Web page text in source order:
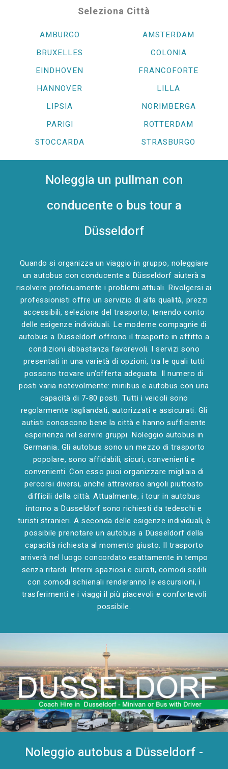
Seleziona Città
AMBURGO
AMSTERDAM
BRUXELLES
COLONIA
EINDHOVEN
FRANCOFORTE
HANNOVER
LILLA
LIPSIA
NORIMBERGA
PARIGI
ROTTERDAM
STOCCARDA
STRASBURGO
Noleggia un pullman con
conducente o bus tour a
Düsseldorf
Quando si organizza un viaggio in gruppo, noleggiare
un autobus con conducente a Düsseldorf aiuterà a
risolvere proficuamente i problemi attuali. Rivolgersi ai
professionisti offre un servizio di alta qualità, prezzi
accessibili, selezione del trasporto, tenendo conto
delle esigenze individuali. Le moderne compagnie di
autobus a Düsseldorf offrono il trasporto in affitto a
condizioni abbastanza favorevoli. I servizi sono
presentati in una varietà di opzioni, tra le quali tutti
possono trovare un'offerta adeguata. Il numero di
posti varia notevolmente: minibus e autobus con una
capacità di 7-80 posti. Tutti i veicoli sono
regolarmente tagliandati, autorizzati e assicurati. Gli
autisti conoscono bene la città e hanno sufficiente
esperienza nel servire gruppi. Noleggio autobus in
Germania. Gli autobus sono un mezzo di trasporto
popolare, sono affidabili, sicuri, convenienti e
convenienti. Con esso puoi organizzare migliaia di
percorsi diversi, anche attraverso angoli piuttosto
difficili della città. Attualmente, i tour in autobus
intorno a Dusseldorf sono richiesti da tedeschi e
turisti stranieri. A seconda delle esigenze individuali, è
possibile prenotare un autobus a Düsseldorf della
capacità richiesta al momento giusto. Il trasporto
arriverà nel luogo concordato esattamente in tempo
senza ritardi. Interni spaziosi e curati, comodi sedili
con comodi schienali renderanno le escursioni, i
trasferimenti e i viaggi il più piacevoli e confortevoli
possibile.
Noleggio autobus a Düsseldorf -